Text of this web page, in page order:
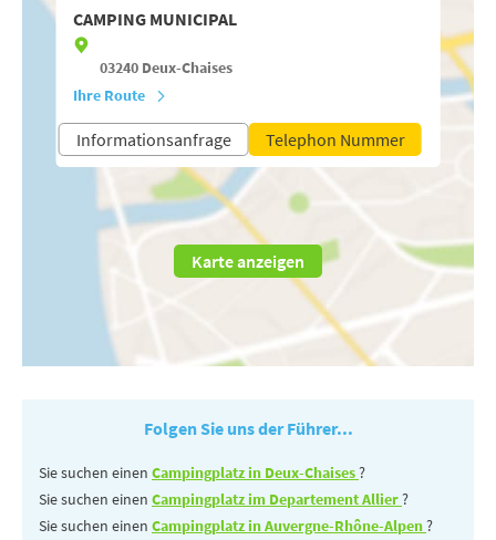
CAMPING MUNICIPAL
03240 Deux-Chaises
Ihre Route
Informationsanfrage Telephon Nummer
Karte anzeigen
Folgen Sie uns der Führer...
Sie suchen einen Campingplatz in Deux-Chaises?
Sie suchen einen Campingplatz im Departement Allier?
Sie suchen einen Campingplatz in Auvergne-Rhône-Alpen?